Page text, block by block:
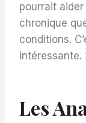
pourrait aider
chronique
conditions.
intéressante.
Les